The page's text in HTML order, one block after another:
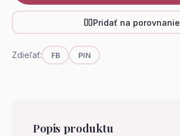
Pridať na porovnanie
Zdieľať: FB PIN
Popis produktu